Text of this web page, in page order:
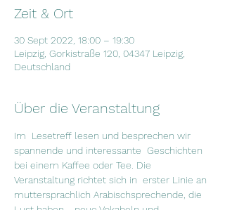
Zeit & Ort
30 Sept 2022, 18:00 – 19:30
Leipzig, Gorkistraße 120, 04347 Leipzig,
Deutschland
Über die Veranstaltung
Im  Lesetreff lesen und besprechen wir
spannende und interessante  Geschichten
bei einem Kaffee oder Tee. Die
Veranstaltung richtet sich in  erster Linie an
muttersprachlich Arabischsprechende, die